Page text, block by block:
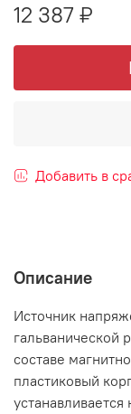
12 387 ₽
Добавить в
Описание
Источник
гальванической
составе
пластиковый